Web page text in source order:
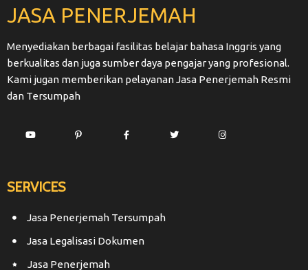
JASA PENERJEMAH
Menyediakan berbagai fasilitas belajar bahasa Inggris yang
berkualitas dan juga sumber daya pengajar yang profesional.
Kami jugan memberikan pelayanan Jasa Penerjemah Resmi
dan Tersumpah
SERVICES
Jasa Penerjemah Tersumpah
Jasa Legalisasi Dokumen
Jasa Penerjemah